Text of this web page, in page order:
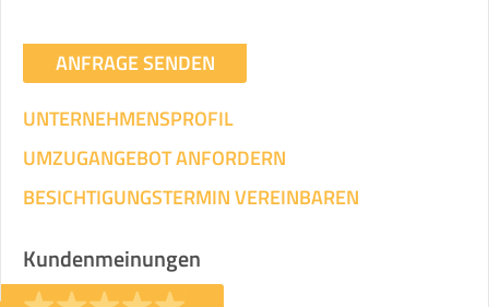
ANFRAGE SENDEN
UNTERNEHMENSPROFIL
UMZUGANGEBOT ANFORDERN
BESICHTIGUNGSTERMIN VEREINBAREN
Kundenmeinungen